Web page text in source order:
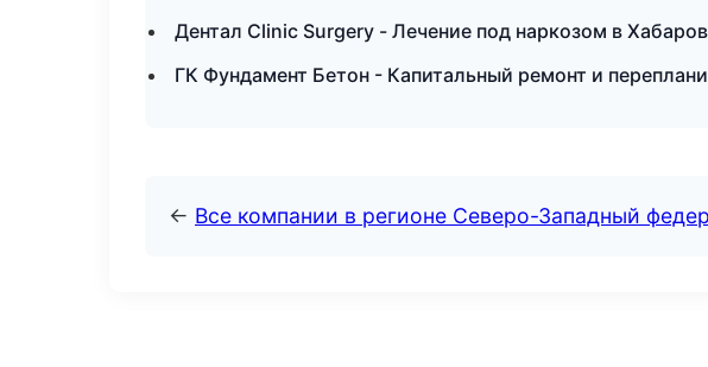
Дентал Clinic Surgery - Лечение под наркозом в
ГК Фундамент Бетон - Капитальный ремонт и
← Все компании в регионе Северо-Западный